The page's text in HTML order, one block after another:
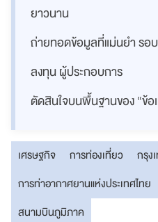
ยาวนาน
ถ่ายทอดข้อมูลที่แม่นยำ รอ
ลงทุน ผู้ประกอบการ
ตัดสินใจบนพื้นฐานของ “ข้อ
เศรษฐกิจ การท่องเที่ยว
กรุง
การท่าอากาศยานแห่งประเทศไทย
สนามบินภูมิภาค